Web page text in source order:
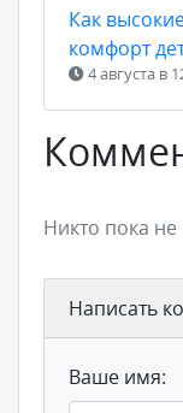
Как
комфорт
4 августа в
Никто пока
Написать
Ваше имя: